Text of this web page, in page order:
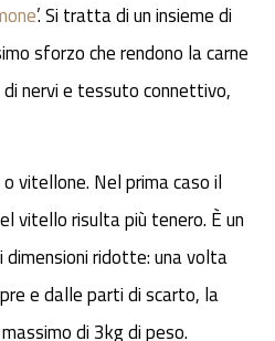
’. Si tratta di un insieme di
sforzo che rendono la carne
nervi e tessuto connettivo,
vitellone. Nel prima caso il
vitello risulta più tenero. È un
dimensioni ridotte: una volta
e dalle parti di scarto, la
di 3kg di peso.